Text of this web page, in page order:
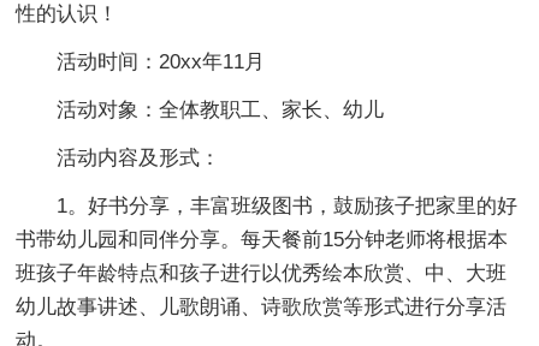
性的认识！
活动时间：20xx年11月
活动对象：全体教职工、家长、幼儿
活动内容及形式：
1。好书分享，丰富班级图书，鼓励孩子把家里的好
书带幼儿园和同伴分享。每天餐前15分钟老师将根据本
班孩子年龄特点和孩子进行以优秀绘本欣赏、中、大班
幼儿故事讲述、儿歌朗诵、诗歌欣赏等形式进行分享活
动。